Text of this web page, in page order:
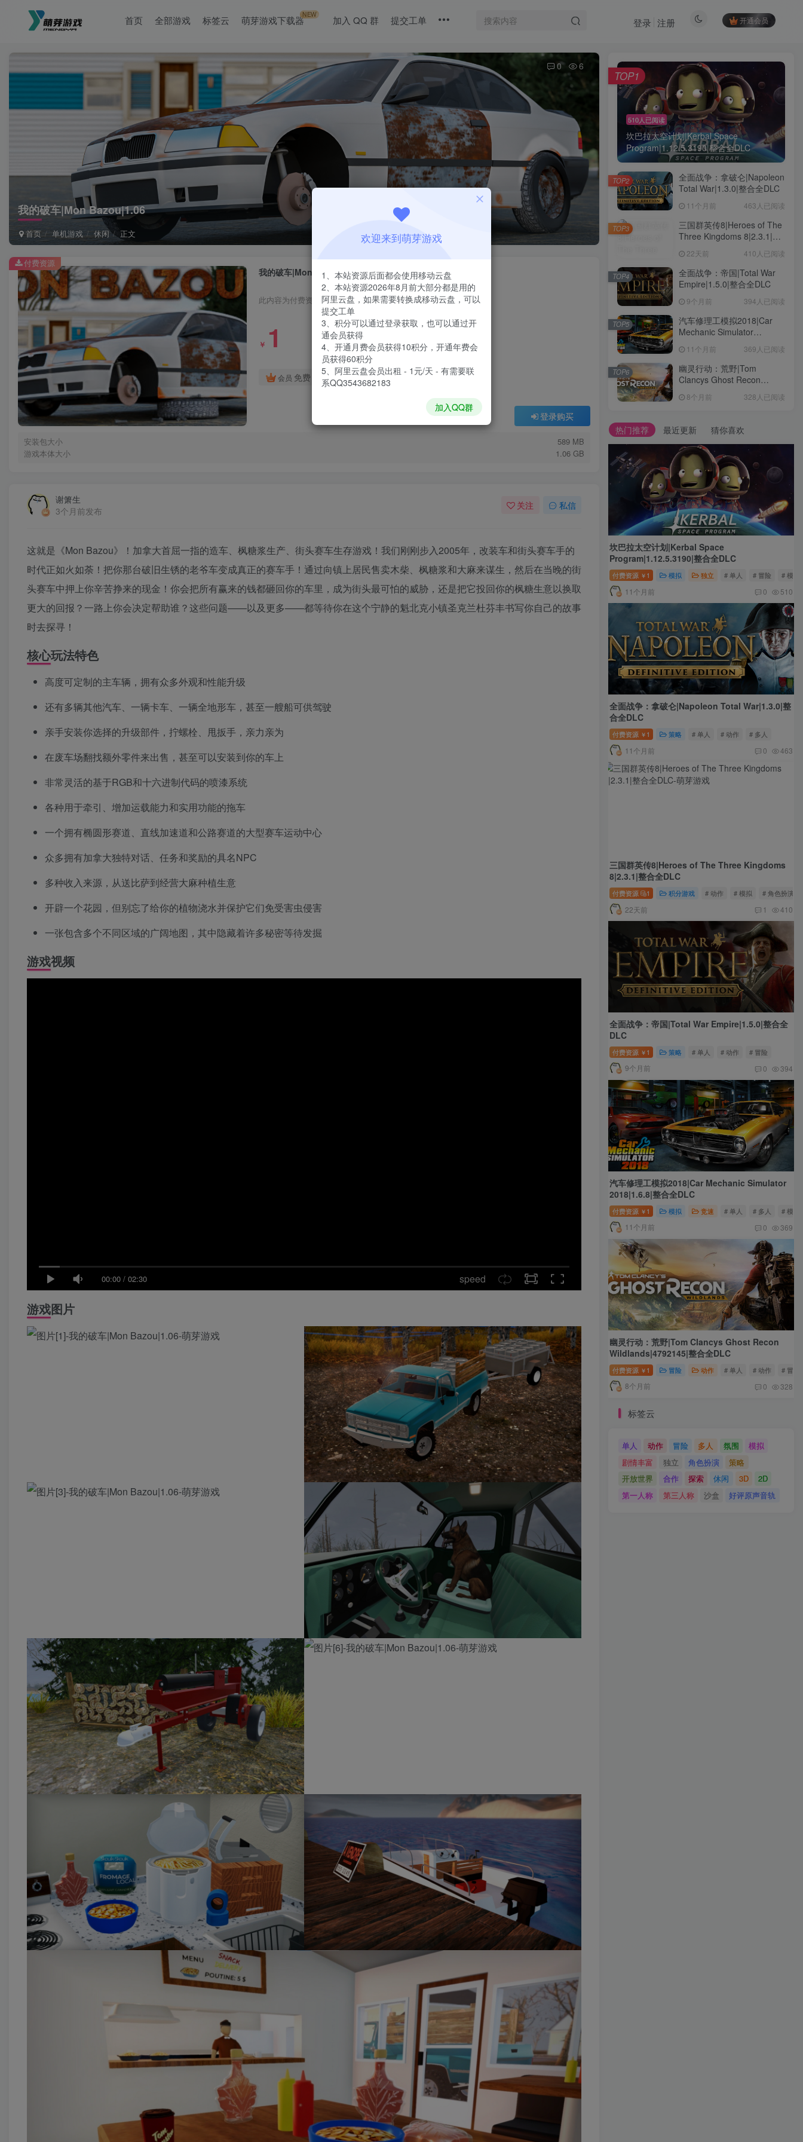
首页 全部游戏 标签云 萌芽游戏下载器NEW 加入 QQ 群 提交工单 开通会员
登录 注册
我的破车|Mon Bazou|1.06
首页 单机游戏 休闲 正文
0 6
我的破车|Mon Bazou|1.06
此内容为付费资源，请付费后查看
￥ 1
会员 免费
登录购买
安装包大小
589 MB
游戏本体大小
1.06 GB
付费资源
谢箫生
3个月前发布
关注 私信
这就是《Mon Bazou》！加拿大首屈一指的造车、枫糖浆生产、街头赛车生存游戏！我们刚刚步入2005年，改装车和街头赛车手的
时代正如火如荼！把你那台破旧生锈的老爷车变成真正的赛车手！通过向镇上居民售卖木柴、枫糖浆和大麻来谋生，然后在当晚的街
头赛车中押上你辛苦挣来的现金！你会把所有赢来的钱都砸回你的车里，成为街头最可怕的威胁，还是把它投回你的枫糖生意以换取
更大的回报？一路上你会决定帮助谁？这些问题——以及更多——都等待你在这个宁静的魁北克小镇圣克兰杜芬丰书写你自己的故事
时去探寻！
核心玩法特色
高度可定制的主车辆，拥有众多外观和性能升级
还有多辆其他汽车、一辆卡车、一辆全地形车，甚至一艘船可供驾驶
亲手安装你选择的升级部件，拧螺栓、甩扳手，亲力亲为
在废车场翻找额外零件来出售，甚至可以安装到你的车上
非常灵活的基于RGB和十六进制代码的喷漆系统
各种用于牵引、增加运载能力和实用功能的拖车
一个拥有椭圆形赛道、直线加速道和公路赛道的大型赛车运动中心
众多拥有加拿大独特对话、任务和奖励的具名NPC
多种收入来源，从送比萨到经营大麻种植生意
开辟一个花园，但别忘了给你的植物浇水并保护它们免受害虫侵害
一张包含多个不同区域的广阔地图，其中隐藏着许多秘密等待发掘
游戏视频
00:00 / 02:30 speed
游戏图片
510人已阅读
坎巴拉太空计划|Kerbal Space
Program|1.12.5.3190|整合全DLC
TOP1
全面战争：拿破仑|Napoleon
Total War|1.3.0|整合全DLC
11个月前 463人已阅读
TOP2
三国群英传8|Heroes of The
Three Kingdoms 8|2.3.1|整
22天前 410人已阅读
TOP3
全面战争：帝国|Total War
Empire|1.5.0|整合全DLC
9个月前 394人已阅读
TOP4
汽车修理工模拟2018|Car
Mechanic Simulator
11个月前 369人已阅读
TOP5
幽灵行动：荒野|Tom
Clancys Ghost Recon
DLC8个月前 328人已阅读
TOP6
热门推荐 最近更新 猜你喜欢
坎巴拉太空计划|Kerbal Space
Program|1.12.5.3190|整合全DLC
付费资源 ￥ 1 模拟 独立 # 单人 # 冒险 # 模拟
11个月前 0 510
全面战争：拿破仑|Napoleon Total War|1.3.0|整
合全DLC
付费资源 ￥ 1 策略 # 单人 # 动作 # 多人
11个月前 0 463
三国群英传8|Heroes of The Three Kingdoms
8|2.3.1|整合全DLC
付费资源 1 积分游戏 # 动作 # 模拟 # 角色扮演
22天前 1 410
全面战争：帝国|Total War Empire|1.5.0|整合全
DLC
付费资源 ￥ 1 策略 # 单人 # 动作 # 冒险
9个月前 0 394
汽车修理工模拟2018|Car Mechanic Simulator
2018|1.6.8|整合全DLC
付费资源 ￥ 1 模拟 竞速 # 单人 # 多人 # 模拟
11个月前 0 369
幽灵行动：荒野|Tom Clancys Ghost Recon
Wildlands|4792145|整合全DLC
付费资源 ￥ 1 冒险 动作 # 单人 # 动作 # 冒险
8个月前 0 328
标签云
单人 动作 冒险 多人 氛围
模拟
剧情丰富
独立 角色扮演
策略
开放世界
合作 探索 休闲 3D
2D
第一人称
第三人称 沙盒 好评原声音轨
欢迎来到萌芽游戏
1、本站资源后面都会使用移动云盘
2、本站资源2026年8月前大部分都是用的
阿里云盘，如果需要转换成移动云盘，可以
提交工单
3、积分可以通过登录获取，也可以通过开
通会员获得
4、开通月费会员获得10积分，开通年费会
员获得60积分
5、阿里云盘会员出租 - 1元/天 - 有需要联
系QQ3543682183
加入QQ群